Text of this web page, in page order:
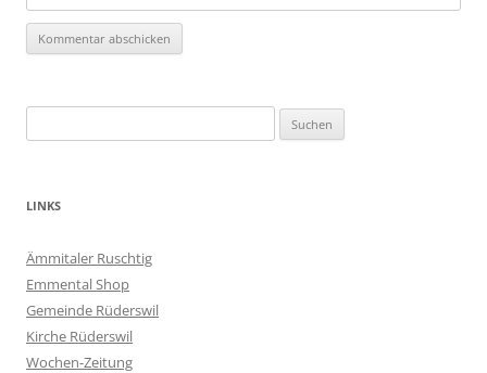
nach:
LINKS
Ämmitaler Ruschtig
Emmental Shop
Gemeinde Rüderswil
Kirche Rüderswil
Wochen-Zeitung